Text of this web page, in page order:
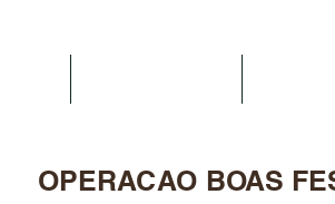
OPERACAO BOAS